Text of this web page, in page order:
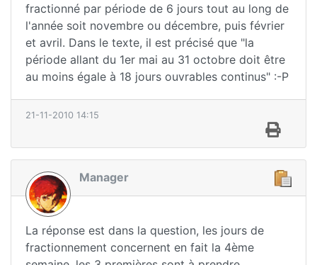
fractionné par période de 6 jours tout au long de
l'année soit novembre ou décembre, puis février
et avril. Dans le texte, il est précisé que "la
période allant du 1er mai au 31 octobre doit être
au moins égale à 18 jours ouvrables continus" :-P
21-11-2010 14:15
Manager
La réponse est dans la question, les jours de
fractionnement concernent en fait la 4ème